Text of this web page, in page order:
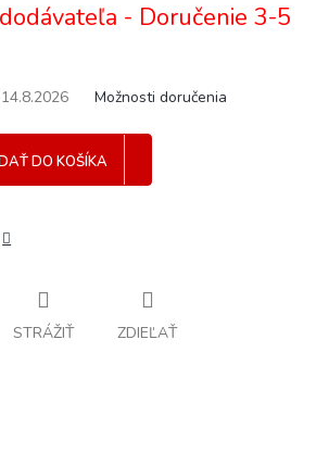
- Doručenie 3-5
14.8.2026 Možnosti doručenia
DO KOŠÍKA
STRÁŽIŤ ZDIEĽAŤ